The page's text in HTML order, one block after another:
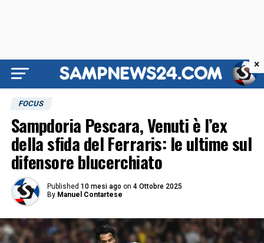
FOCUS
Sampdoria Pescara, Venuti è l’ex
della sfida del Ferraris: le ultime sul
difensore blucerchiato
Published 10 mesi ago on 4 Ottobre 2025
By Manuel Contartese
×